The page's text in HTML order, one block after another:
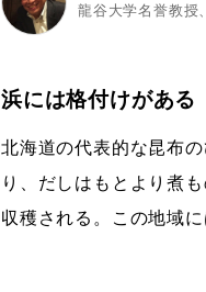
龍谷大学名誉教授
浜には格付けがある
北海道の代表的な昆布
り、だしはもとより煮
収穫される。この地域